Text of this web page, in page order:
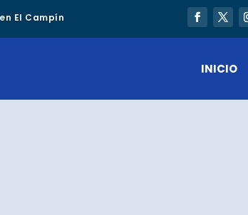
El Campín
INICIO